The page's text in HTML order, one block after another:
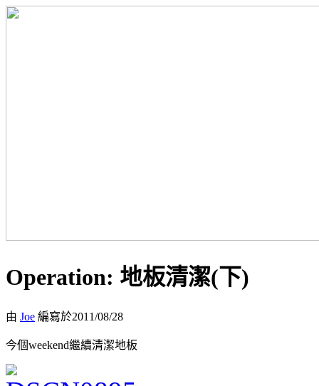
Operation: 地板清潔(下)
由 Joe 編寫於2011/08/28
今個weekend繼續清潔地板